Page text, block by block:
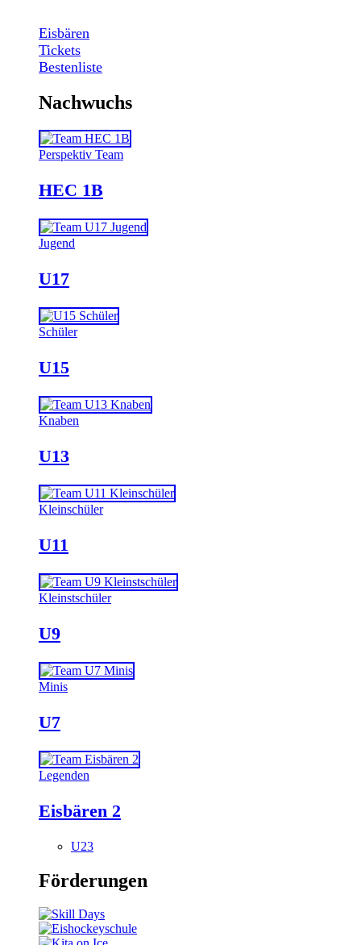
Eisbären
Tickets
Bestenliste
Nachwuchs
Perspektiv Team
HEC 1B
Jugend
U17
Schüler
U15
Knaben
U13
Kleinschüler
U11
Kleinstschüler
U9
Minis
U7
Legenden
Eisbären 2
U23
Förderungen